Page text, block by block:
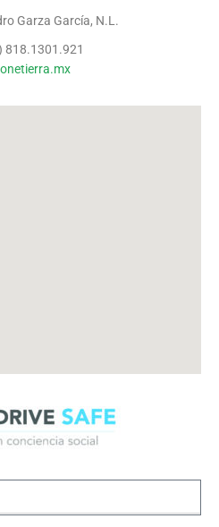
Garza García, N.L.
818.1301.921